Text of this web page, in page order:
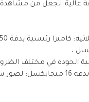
عالية: تجعل من
الجودة في مختلف
ومفصلة.